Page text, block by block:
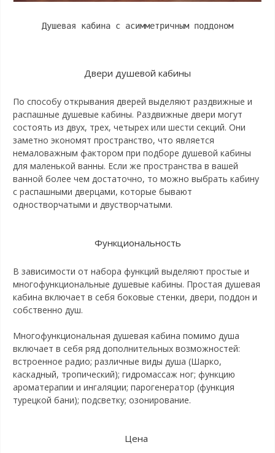
Душевая кабина с асимметричным поддоном
Двери душевой кабины
По способу открывания дверей выделяют раздвижные и
распашные душевые кабины. Раздвижные двери могут
состоять из двух, трех, четырех или шести секций. Они
заметно экономят пространство, что является
немаловажным фактором при подборе душевой кабины
для маленькой ванны. Если же пространства в вашей
ванной более чем достаточно, то можно выбрать кабину
с распашными дверцами, которые бывают
одностворчатыми и двустворчатыми.
Функциональность
В зависимости от набора функций выделяют простые и
многофункциональные душевые кабины. Простая душевая
кабина включает в себя боковые стенки, двери, поддон и
собственно душ.
Многофункциональная душевая кабина помимо душа
включает в себя ряд дополнительных возможностей:
встроенное радио; различные виды душа (Шарко,
каскадный, тропический); гидромассаж ног; функцию
ароматерапии и ингаляции; парогенератор (функция
турецкой бани); подсветку; озонирование.
Цена